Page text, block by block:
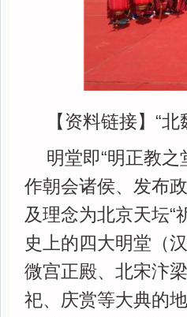
【资料链接】“北
明堂即“明正教
作朝会诸侯、发布
及理念为北京天坛“
史上的四大明堂（
微宫正殿、北宋汴
祀、庆赏等大典的